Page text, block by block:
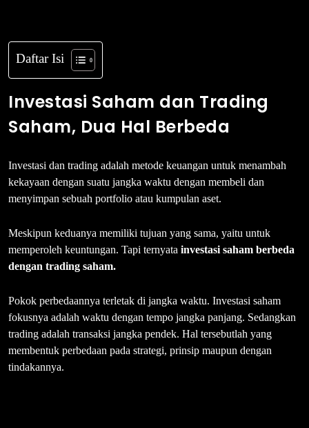
Daftar Isi
Investasi Saham dan Trading
Saham, Dua Hal Berbeda
Investasi dan trading adalah metode keuangan untuk menambah
kekayaan dengan suatu jangka waktu dengan membeli dan
menyimpan sebuah portfolio atau kumpulan aset.
Meskipun keduanya memiliki tujuan yang sama, yaitu untuk
memperoleh keuntungan. Tapi ternyata investasi saham berbeda
dengan trading saham.
Pokok perbedaannya terletak di jangka waktu. Investasi saham
fokusnya adalah waktu dengan tempo jangka panjang. Sedangkan
trading adalah transaksi jangka pendek. Hal tersebutlah yang
membentuk perbedaan pada strategi, prinsip maupun dengan
tindakannya.